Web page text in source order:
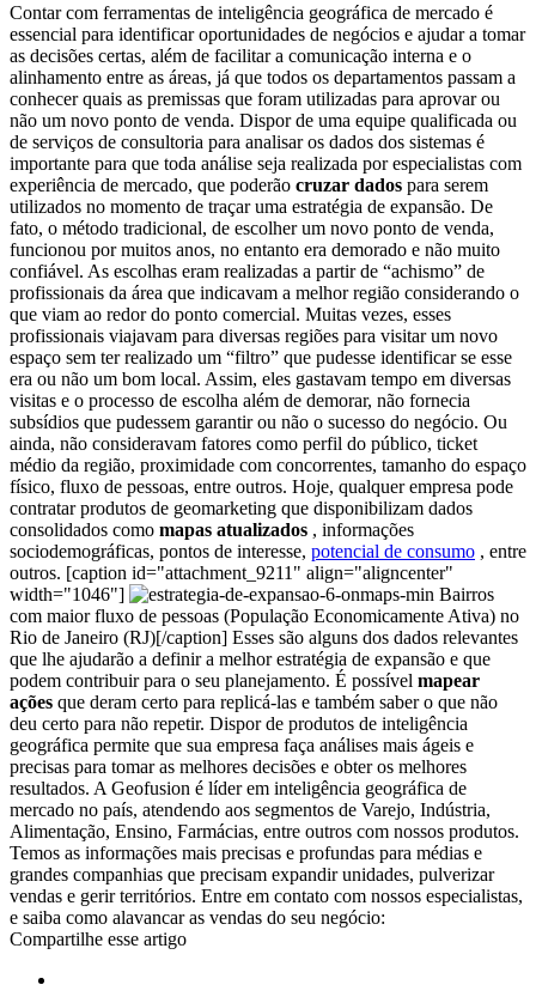
Contar com ferramentas de inteligência geográfica de mercado é
essencial para identificar oportunidades de negócios e ajudar a tomar
as decisões certas, além de facilitar a comunicação interna e o
alinhamento entre as áreas, já que todos os departamentos passam a
conhecer quais as premissas que foram utilizadas para aprovar ou
não um novo ponto de venda. Dispor de uma equipe qualificada ou
de serviços de consultoria para analisar os dados dos sistemas é
importante para que toda análise seja realizada por especialistas com
experiência de mercado, que poderão cruzar dados para serem
utilizados no momento de traçar uma estratégia de expansão. De
fato, o método tradicional, de escolher um novo ponto de venda,
funcionou por muitos anos, no entanto era demorado e não muito
confiável. As escolhas eram realizadas a partir de “achismo” de
profissionais da área que indicavam a melhor região considerando o
que viam ao redor do ponto comercial. Muitas vezes, esses
profissionais viajavam para diversas regiões para visitar um novo
espaço sem ter realizado um “filtro” que pudesse identificar se esse
era ou não um bom local. Assim, eles gastavam tempo em diversas
visitas e o processo de escolha além de demorar, não fornecia
subsídios que pudessem garantir ou não o sucesso do negócio. Ou
ainda, não consideravam fatores como perfil do público, ticket
médio da região, proximidade com concorrentes, tamanho do espaço
físico, fluxo de pessoas, entre outros. Hoje, qualquer empresa pode
contratar produtos de geomarketing que disponibilizam dados
consolidados como mapas atualizados , informações
sociodemográficas, pontos de interesse, potencial de consumo , entre
outros. [caption id="attachment_9211" align="aligncenter"
width="1046"]
Bairros
com maior fluxo de pessoas (População Economicamente Ativa) no
Rio de Janeiro (RJ)[/caption] Esses são alguns dos dados relevantes
que lhe ajudarão a definir a melhor estratégia de expansão e que
podem contribuir para o seu planejamento. É possível mapear
ações que deram certo para replicá-las e também saber o que não
deu certo para não repetir. Dispor de produtos de inteligência
geográfica permite que sua empresa faça análises mais ágeis e
precisas para tomar as melhores decisões e obter os melhores
resultados. A Geofusion é líder em inteligência geográfica de
mercado no país, atendendo aos segmentos de Varejo, Indústria,
Alimentação, Ensino, Farmácias, entre outros com nossos produtos.
Temos as informações mais precisas e profundas para médias e
grandes companhias que precisam expandir unidades, pulverizar
vendas e gerir territórios. Entre em contato com nossos especialistas,
e saiba como alavancar as vendas do seu negócio:
Compartilhe esse artigo